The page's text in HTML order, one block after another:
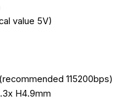
value 5V)
115200bps)
H4.9mm